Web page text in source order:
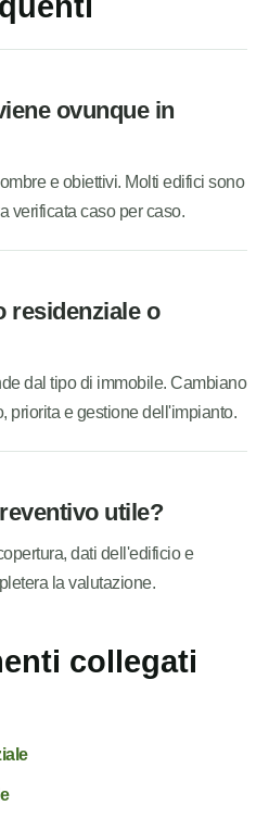
ovunque in
e obiettivi. Molti edifici sono
verificata caso per caso.
residenziale o
dal tipo di immobile. Cambiano
priorita e gestione dell'impianto.
utile?
dati dell'edificio e
la valutazione.
collegati